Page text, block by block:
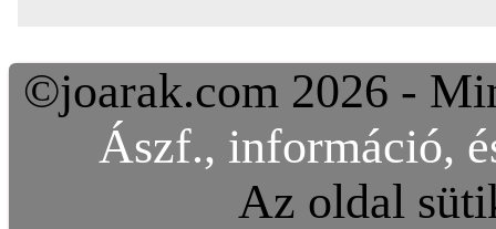
©joarak.com 2026 -
Ászf., információ,
Az oldal